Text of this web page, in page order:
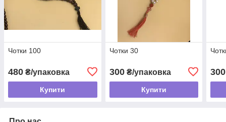
Чотки 100
480 ₴/упаковка
Купити
Чотки 30
300₴/упаковка
Купити
300